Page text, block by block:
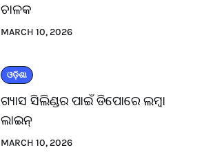
ଚାଳକ
MARCH 10, 2026
ଓଡ଼ିଶା
ଗ୍ୟାସ ସିଲିଣ୍ଡର ପାଇଁ ଡିପୋରେ ଲମ୍ବା
ଲାଇନ୍
MARCH 10, 2026